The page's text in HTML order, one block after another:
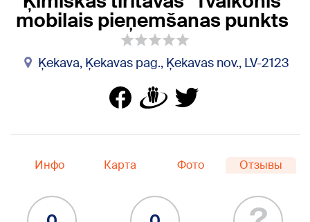
mobilais pieņemšanas punkts
Ķekava, Ķekavas pag., Ķekavas nov., LV-2123
Инфо Карта Фото Отзывы